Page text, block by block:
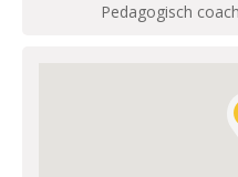
Pedagogisch